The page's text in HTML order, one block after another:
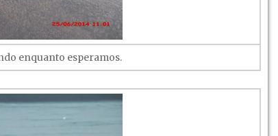
enquanto esperamos.